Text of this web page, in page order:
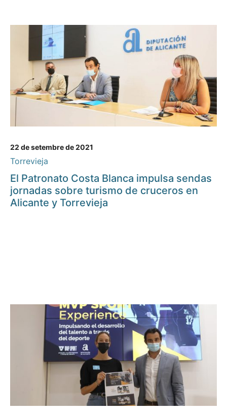
22 de setembre de 2021
Torrevieja
El Patronato Costa Blanca impulsa sendas
jornadas sobre turismo de cruceros en
Alicante y Torrevieja